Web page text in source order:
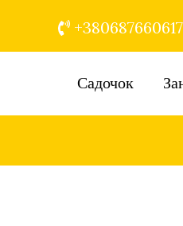
+380687660617
Садочок